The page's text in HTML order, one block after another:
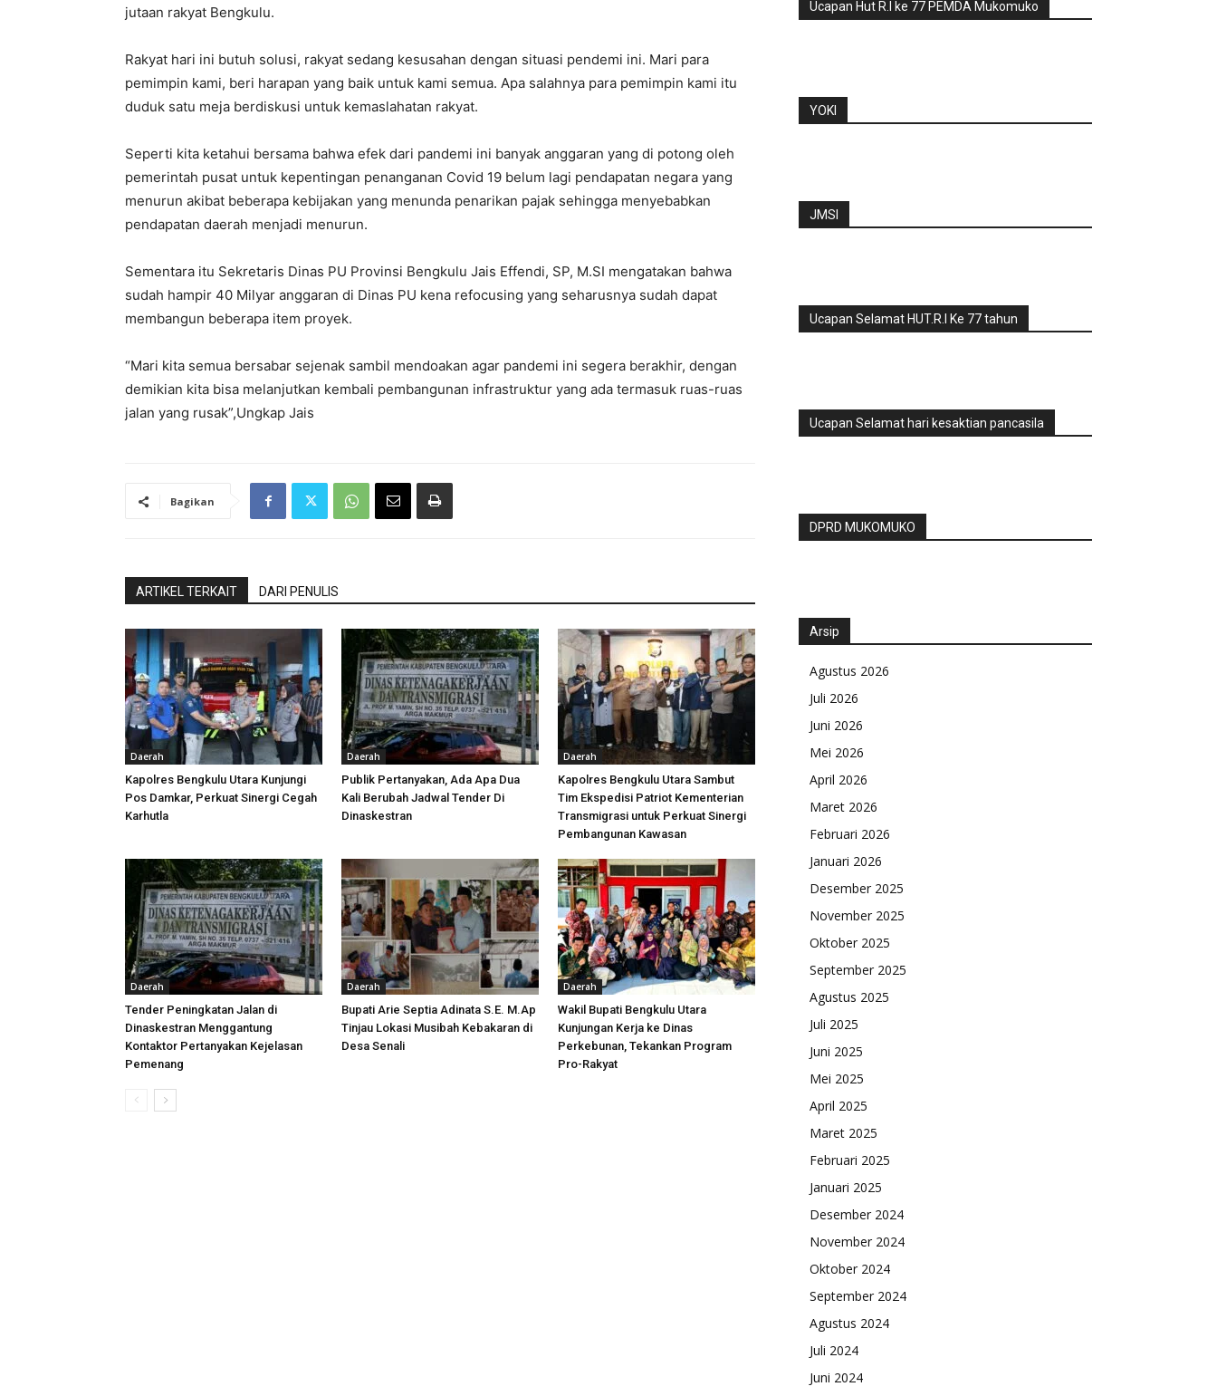
jutaan rakyat Bengkulu.
Rakyat hari ini butuh solusi, rakyat sedang kesusahan dengan situasi pendemi ini. Mari para
pemimpin kami, beri harapan yang baik untuk kami semua. Apa salahnya para pemimpin kami itu
duduk satu meja berdiskusi untuk kemaslahatan rakyat.
Seperti kita ketahui bersama bahwa efek dari pandemi ini banyak anggaran yang di potong oleh
pemerintah pusat untuk kepentingan penanganan Covid 19 belum lagi pendapatan negara yang
menurun akibat beberapa kebijakan yang menunda penarikan pajak sehingga menyebabkan
pendapatan daerah menjadi menurun.
Sementara itu Sekretaris Dinas PU Provinsi Bengkulu Jais Effendi, SP, M.SI mengatakan bahwa
sudah hampir 40 Milyar anggaran di Dinas PU kena refocusing yang seharusnya sudah dapat
membangun beberapa item proyek.
“Mari kita semua bersabar sejenak sambil mendoakan agar pandemi ini segera berakhir, dengan
demikian kita bisa melanjutkan kembali pembangunan infrastruktur yang ada termasuk ruas-ruas
jalan yang rusak”,Ungkap Jais
Bagikan
ARTIKEL TERKAIT DARI PENULIS
Daerah
Kapolres Bengkulu Utara Kunjungi
Pos Damkar, Perkuat Sinergi Cegah
Karhutla
Daerah
Publik Pertanyakan, Ada Apa Dua
Kali Berubah Jadwal Tender Di
Dinaskestran
Daerah
Kapolres Bengkulu Utara Sambut
Tim Ekspedisi Patriot Kementerian
Transmigrasi untuk Perkuat Sinergi
Pembangunan Kawasan
Daerah
Tender Peningkatan Jalan di
Dinaskestran Menggantung
Kontaktor Pertanyakan Kejelasan
Pemenang
Daerah
Bupati Arie Septia Adinata S.E. M.Ap
Tinjau Lokasi Musibah Kebakaran di
Desa Senali
Daerah
Wakil Bupati Bengkulu Utara
Kunjungan Kerja ke Dinas
Perkebunan, Tekankan Program
Pro-Rakyat
Ucapan Hut R.I ke 77 PEMDA Mukomuko
YOKI
JMSI
Ucapan Selamat HUT.R.I Ke 77 tahun
Ucapan Selamat hari kesaktian pancasila
DPRD MUKOMUKO
Arsip
Agustus 2026
Juli 2026
Juni 2026
Mei 2026
April 2026
Maret 2026
Februari 2026
Januari 2026
Desember 2025
November 2025
Oktober 2025
September 2025
Agustus 2025
Juli 2025
Juni 2025
Mei 2025
April 2025
Maret 2025
Februari 2025
Januari 2025
Desember 2024
November 2024
Oktober 2024
September 2024
Agustus 2024
Juli 2024
Juni 2024